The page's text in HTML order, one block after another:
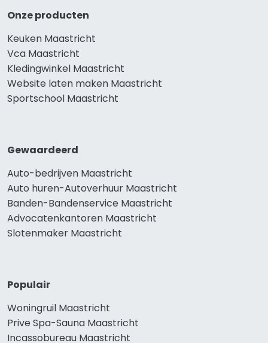
Onze producten
Keuken Maastricht
Vca Maastricht
Kledingwinkel Maastricht
Website laten maken Maastricht
Sportschool Maastricht
Gewaardeerd
Auto-bedrijven Maastricht
Auto huren-Autoverhuur Maastricht
Banden-Bandenservice Maastricht
Advocatenkantoren Maastricht
Slotenmaker Maastricht
Populair
Woningruil Maastricht
Prive Spa-Sauna Maastricht
Incassobureau Maastricht